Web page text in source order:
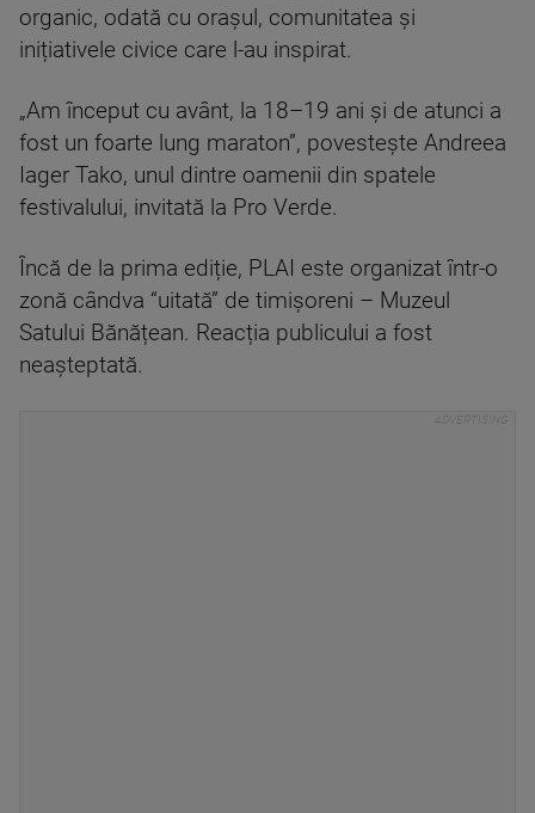
organic, odată cu orașul, comunitatea și
inițiativele civice care l-au inspirat.
„Am început cu avânt, la 18–19 ani și de atunci a
fost un foarte lung maraton”, povestește Andreea
Iager Tako, unul dintre oamenii din spatele
festivalului, invitată la Pro Verde.
Încă de la prima ediție, PLAI este organizat într-o
zonă cândva “uitată” de timișoreni – Muzeul
Satului Bănățean. Reacția publicului a fost
neașteptată.